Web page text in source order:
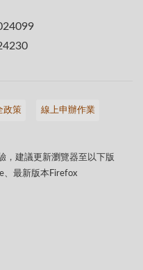
政策 線上申辦作業
，建議更新瀏覽器至以下版
、最新版本Firefox